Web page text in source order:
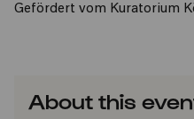
Gefördert vom Kuratorium
About this